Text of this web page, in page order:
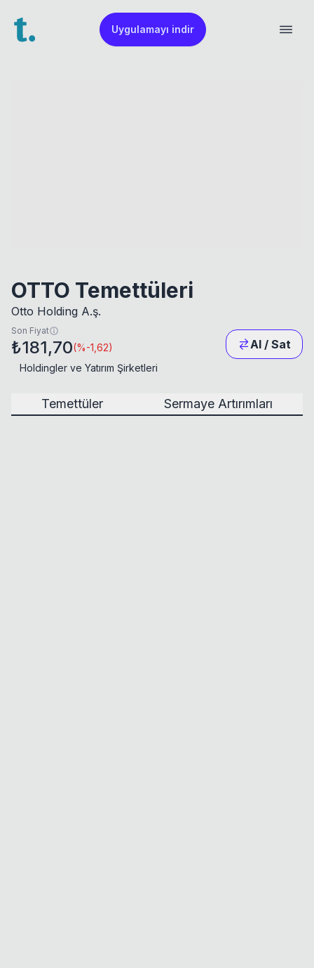
Uygulamayı indir
OTTO Temettüleri
Otto Holding A.ş.
Son Fiyat
₺181,70(%-1,62) Al / Sat
Holdingler ve Yatırım Şirketleri
Temettüler Sermaye Artırımları